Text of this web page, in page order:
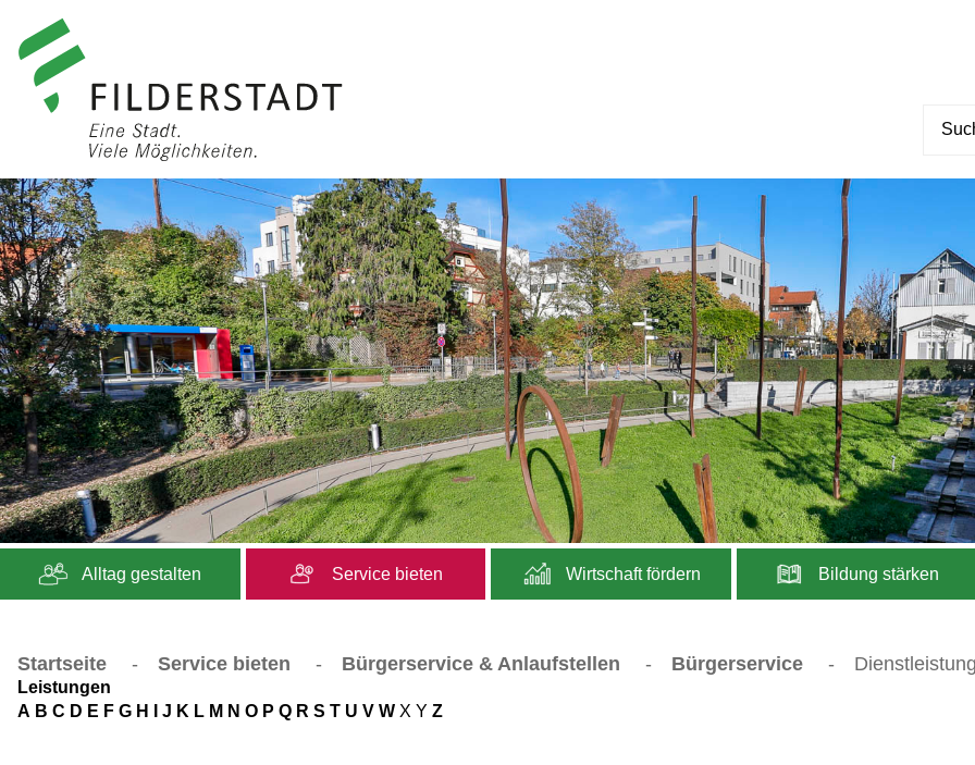
Alltag gestalten Service bieten Wirtschaft fördern Bildung stärken
Startseite - Service bieten - Bürgerservice & Anlaufstellen - Bürgerservice -
Leistungen
A B C D E F G H J K L M N O P Q R S T U V W X Y Z